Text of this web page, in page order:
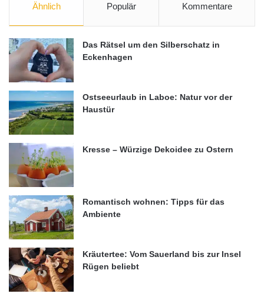
Ähnlich Populär Kommentare
Das Rätsel um den Silberschatz in
Eckenhagen
Ostseeurlaub in Laboe: Natur vor der
Haustür
Kresse – Würzige Dekoidee zu Ostern
Romantisch wohnen: Tipps für das
Ambiente
Kräutertee: Vom Sauerland bis zur Insel
Rügen beliebt